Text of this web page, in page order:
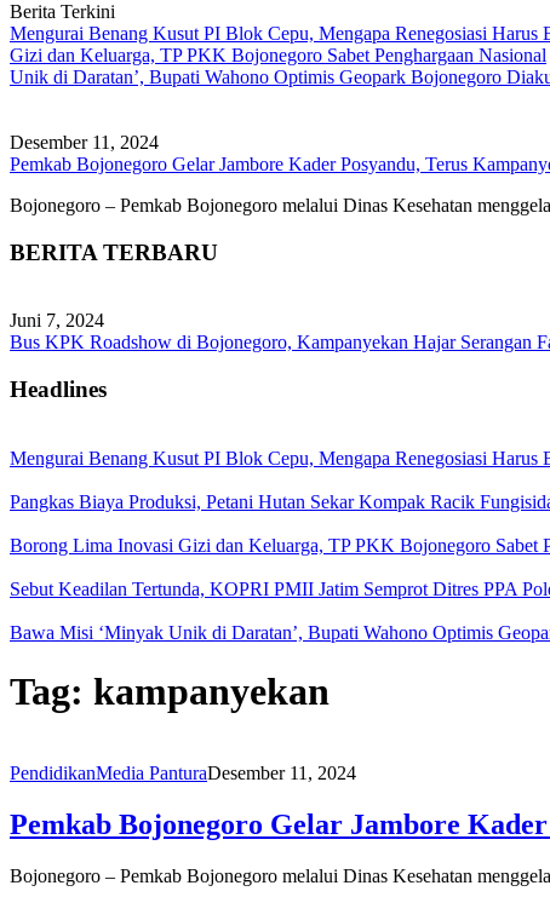
Berita Terkini
Mengurai Benang Kusut PI Blok Cepu, Mengapa Renegosiasi Harus
Gizi dan Keluarga, TP PKK Bojonegoro Sabet Penghargaan Nasional
Unik di Daratan’, Bupati Wahono Optimis Geopark Bojonegoro
Desember 11, 2024
Pemkab Bojonegoro Gelar Jambore Kader Posyandu, Terus
Bojonegoro – Pemkab Bojonegoro melalui Dinas Kesehatan
BERITA TERBARU
Juni 7, 2024
Bus KPK Roadshow di Bojonegoro, Kampanyekan Hajar Serangan
Headlines
Mengurai Benang Kusut PI Blok Cepu, Mengapa Renegosiasi Harus
Pangkas Biaya Produksi, Petani Hutan Sekar Kompak Racik
Borong Lima Inovasi Gizi dan Keluarga, TP PKK Bojonegoro Sabet
Sebut Keadilan Tertunda, KOPRI PMII Jatim Semprot Ditres PPA
Bawa Misi ‘Minyak Unik di Daratan’, Bupati Wahono Optimis
Tag: kampanyekan
PendidikanMedia PanturaDesember 11, 2024
Pemkab Bojonegoro Gelar Jambore
Bojonegoro – Pemkab Bojonegoro melalui Dinas Kesehatan